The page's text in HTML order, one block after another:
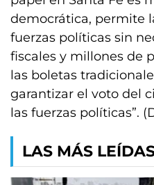
democrática, permite
fuerzas políticas sin
fiscales y millones de
las boletas
garantizar el voto del
las fuerzas políticas”.
LAS MÁS